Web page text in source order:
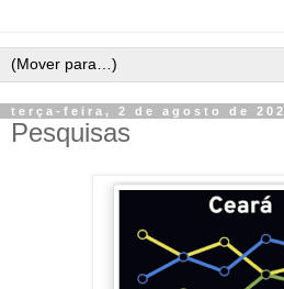
terça-feira, 2 de agosto de
Pesquisas